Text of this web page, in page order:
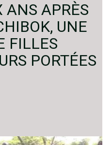
ANS APRÈS
UNE
FILLES
PORTÉES